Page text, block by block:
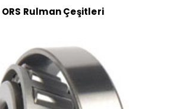
ORS Rulman Çeşitleri